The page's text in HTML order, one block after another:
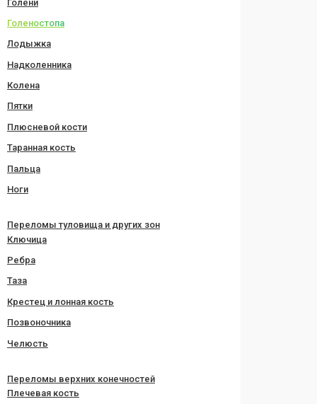
Голени
Голеностопа
Лодыжка
Надколенника
Колена
Пятки
Плюсневой кости
Таранная кость
Пальца
Ноги
Переломы туловища и других зон
Ключица
Ребра
Таза
Крестец и лонная кость
Позвоночника
Челюсть
Переломы верхних конечностей
Плечевая кость